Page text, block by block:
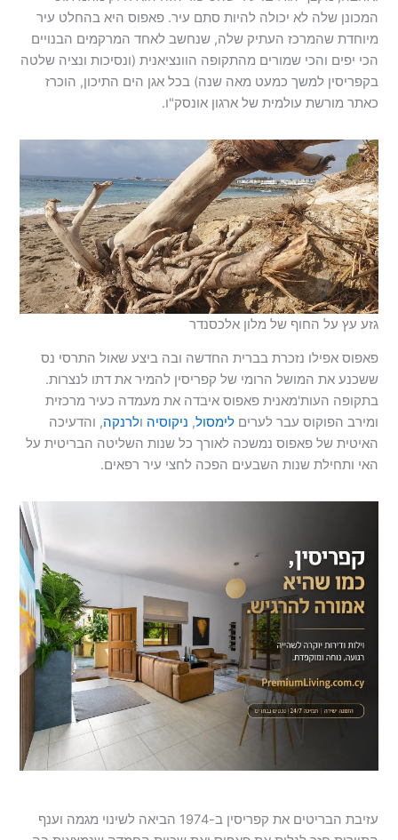
המכונן שלה לא יכולה להיות סתם עיר. פאפוס היא בהחלט עיר
מיוחדת שהמרכז העתיק שלה, שנחשב לאחד המרקמים הבנויים
הכי יפים והכי שמורים מהתקופה הוונציאנית (ונסיכות ונציה שלטה
בקפריסין למשך כמעט מאה שנה) בכל אגן הים התיכון, הוכרז
כאתר מורשת עולמית של ארגון אונסק"ו.
גזע עץ על החוף של מלון אלכסנדר
פאפוס אפילו נזכרת בברית החדשה ובה ביצע שאול התרסי נס
ששכנע את המושל הרומי של קפריסין להמיר את דתו לנצרות.
בתקופה העות'מאנית פאפוס איבדה את מעמדה כעיר מרכזית
ומירב הפוקוס עבר לעריםלימסול, ניקוסיה ולרנקה, והדעיכה
האיטית של פאפוס נמשכה לאורך כל שנות השליטה הבריטית על
האי ותחילת שנות השבעים הפכה לחצי עיר רפאים.
עזיבת הבריטים את קפריסין ב-1974 הביאה לשינוי מגמה וענף